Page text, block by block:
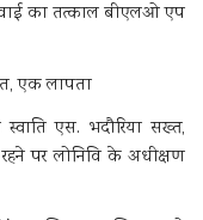
का तत्काल बीएलओ एप
एक लापता
एस. भदौरिया सख्त,
पर लोनिवि के अधीक्षण